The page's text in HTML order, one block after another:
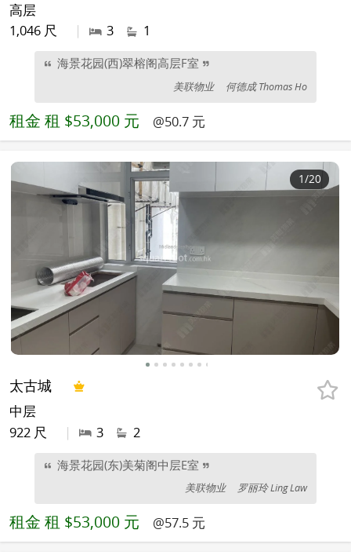
高层
1,046 尺
| 3 1
海景花园(西)翠榕阁高层F室
美联物业 何德成 Thomas Ho
租金 租 $53,000 元 @50.7 元
1/20
太古城
中层
922 尺
| 3 2
海景花园(东)美菊阁中层E室
美联物业 罗丽玲 Ling Law
租金 租 $53,000 元 @57.5 元